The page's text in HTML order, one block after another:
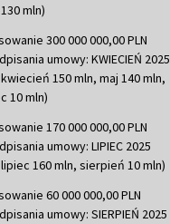
mln)
300 000 000,00 PLN
umowy: KWIECIEŃ 2025
150 mln, maj 140 mln,
10 mln)
170 000 000,00 PLN
umowy: LIPIEC 2025
160 mln, sierpień 10 mln)
60 000 000,00 PLN
umowy: SIERPIEŃ 2025